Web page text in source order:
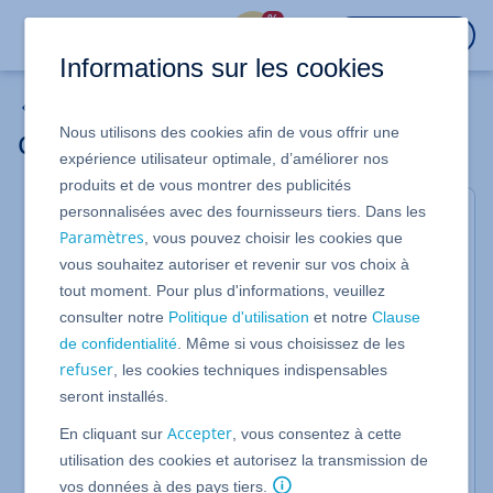
%
Connaître sa version MSSQL
Vous trouverez ici comment trouver la version de
Microsoft SQL Server sur laquelle se trouve votre
base de données.
Vous pouvez visualiser la version du serveur à l'aide
MyLittleAdmin
Instructions pas-à-pas
Connectez-vous à votre
SousHébergement, cliquez surBase de
données Microsoft® SQL.
Informations sur les cookies
Nous utilisons des cookies afin de vous offrir une
expérience utilisateur optimale, d’améliorer nos
produits et de vous montrer des publicités
personnalisées avec des fournisseurs tiers. Dans les
Paramètres , vous pouvez choisir les cookies que
vous souhaitez autoriser et revenir sur vos choix à
tout moment. Pour plus d'informations, veuillez
consulter notre Politique d'utilisation et notreClause
de confidentialité . Même si vous choisissez de les
refuser , les cookies techniques indispensables
seront installés.
En cliquant surAccepter , vous consentez à cette
utilisation des cookies et autorisez la transmission de
vos données à des pays tiers.